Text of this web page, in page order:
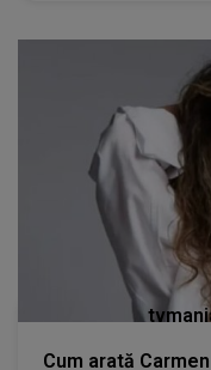
Cum arată